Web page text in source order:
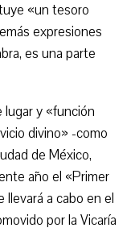
«un tesoro
expresiones
es una parte
y «función
divino» -como
de México,
año el «Primer
llevará a cabo en el
por la Vicaría